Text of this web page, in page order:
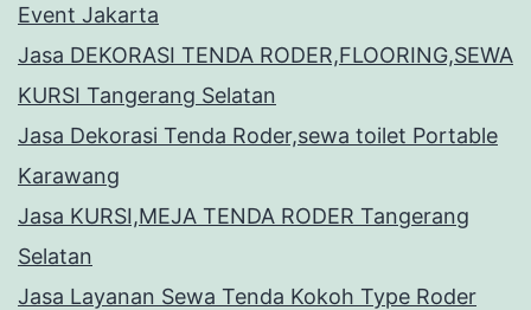
Event Jakarta
Jasa DEKORASI TENDA RODER,FLOORING,SEWA
KURSI Tangerang Selatan
Jasa Dekorasi Tenda Roder,sewa toilet Portable
Karawang
Jasa KURSI,MEJA TENDA RODER Tangerang
Selatan
Jasa Layanan Sewa Tenda Kokoh Type Roder